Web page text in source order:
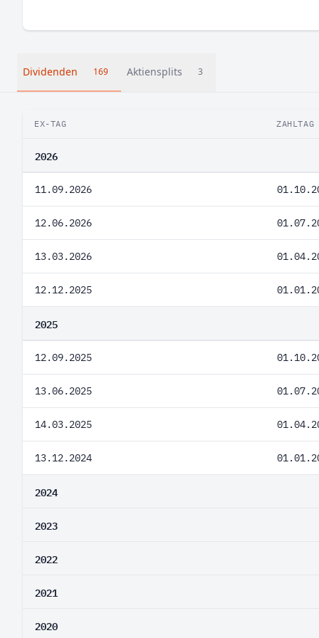
Dividenden 169 Aktiensplits 3
EX-TAG ZAHLTAG
2026
11.09.2026
12.06.2026
13.03.2026
12.12.2025
2025
12.09.2025
13.06.2025
14.03.2025
13.12.2024
2024
2023
2022
2021
2020